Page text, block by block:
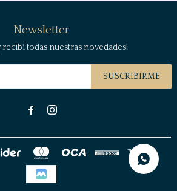
Newsletter
recibí todas nuestras novedades!
SUSCRIBIRME
 